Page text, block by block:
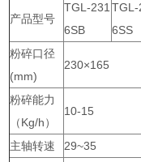
产品型号
TGL-231
6SB
TGL-
6SS
粉碎口径
(mm)
230×165
粉碎能力
（Kg/h）
10-15
主轴转速 29~35